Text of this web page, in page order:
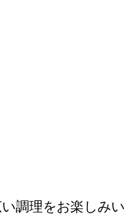
調理をお楽しみい